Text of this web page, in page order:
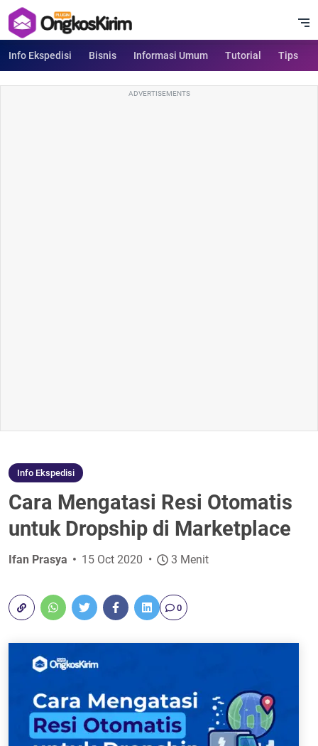
Info Ekspedisi Bisnis Informasi Umum Tutorial Tips
ADVERTISEMENTS
Info Ekspedisi
Cara Mengatasi Resi Otomatis
untuk Dropship di Marketplace
Ifan Prasya 15 Oct 2020 3 Menit
0